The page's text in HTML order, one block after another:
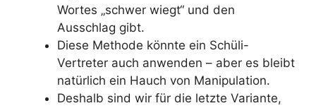
Wortes „schwer wiegt“ und den
Ausschlag gibt.
Diese Methode könnte ein Schüli-
Vertreter auch anwenden – aber es bleibt
natürlich ein Hauch von Manipulation.
Deshalb sind wir für die letzte Variante,